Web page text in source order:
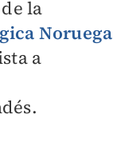
la
Noruega
a